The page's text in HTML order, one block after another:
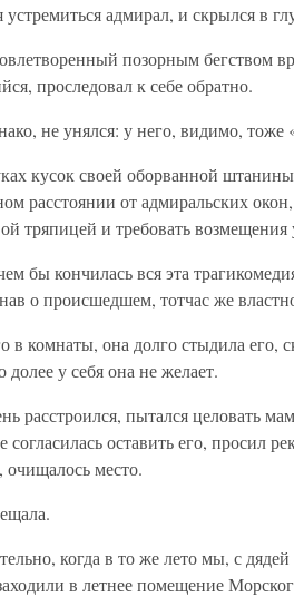
адмирал, и скрылся в
позорным бегством
проследовал к себе обратно.
не унялся: у него, видимо, тоже
кусок своей оборванной
расстоянии от адмиральских
тряпицей и требовать возмещения
бы кончилась вся эта
о происшедшем, тотчас же
в комнаты, она долго стыдила его,
долее у себя она не желает.
расстроился, пытался целовать
согласилась оставить его, просил
очищалось место.
когда в то же лето мы, с
в летнее помещение